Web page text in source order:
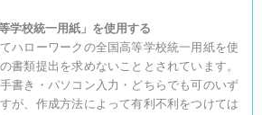
学校統一用紙」を使用する
ハローワークの全国高等学校統一用紙を使
書類提出を求めないこととされています。
書き・パソコン入力・どちらでも可のいず
が、作成方法によって有利不利をつけては